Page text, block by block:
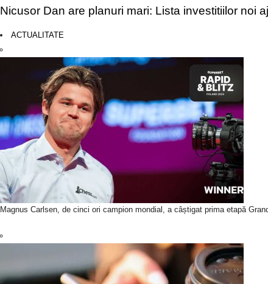
Nicusor Dan are planuri mari: Lista investitiilor noi
ACTUALITATE
Magnus Carlsen, de cinci ori campion mondial, a câștigat prima etapă